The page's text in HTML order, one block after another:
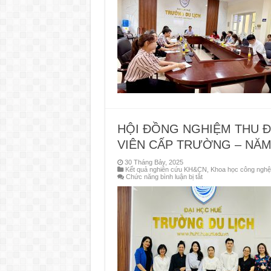
NGHIỆM
THU
ĐỀ
TÀI
KHOA
HỌC
VÀ
CÔNG
NGHỆ
CẤP
TRƯỜNG
–
NĂM
HỘI ĐỒNG NGHIỆM THU
VIÊN CẤP TRƯỜNG –
30 Tháng Bảy, 2025
Kết quả nghiên cứu KH&CN
Khoa học công nghệ,
Chức năng bình luận bị tắtở
ĐỒNG
NGHIỆM
THU
ĐỀ
TÀI
NGHIÊN
CỨU
KHOA
HỌC
SINH
VIÊN